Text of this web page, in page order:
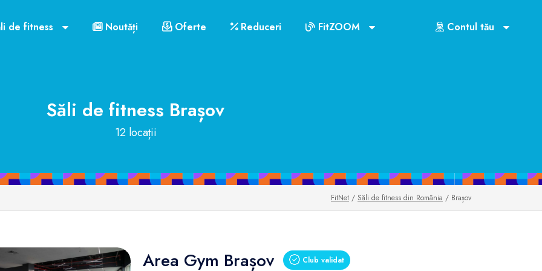
de fitness Noutăți Oferte Reduceri FitZOOM Contul tău
Săli de fitness Brașov
12 locații
FitNet / Săli de fitness din România / Brașov
Area Gym Brașov Club validat